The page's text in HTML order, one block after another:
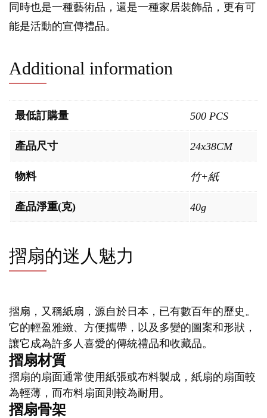
同時也是一種藝術品，還是一種家居裝飾品，更有可
能是活動的宣傳禮品。
Additional information
最低訂購量 500 PCS
產品尺寸 24x38CM
物料 竹+紙
產品淨重(克) 40g
摺扇的迷人魅力
摺扇，又稱紙扇，源自於日本，已有數百年的歷史。
它的輕盈雅緻、方便攜帶，以及多變的圖案和形狀，
讓它成為許多人喜愛的傳統禮品和收藏品。
摺扇材質
摺扇的扇面通常使用紙張或布料製成，紙扇的扇面較
為輕薄，而布料扇面則較為耐用。
摺扇骨架